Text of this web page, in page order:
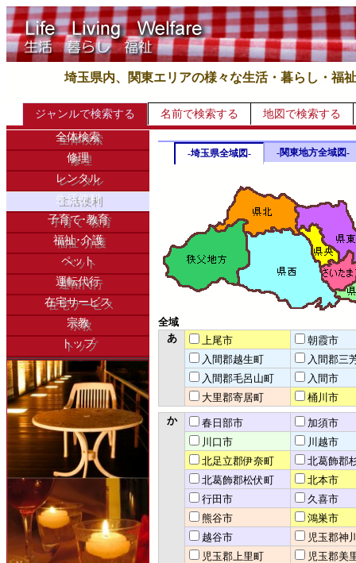
埼玉県内、関東エリアの様々な生活・暮らし・福
ジャンルで検索する 名前で検索する
地図で検索する
全体検索
修理
レンタル
生活便利
子育て･教育
福祉･介護
ペット
運転代行
在宅サービス
宗教
トップ
-埼玉県全域図- -関東地方全域図-
全域
あ
上尾市
朝霞市
入間郡越生町
入間郡三
入間郡毛呂山町
入間市
大里郡寄居町
桶川市
か
春日部市
加須市
川口市
川越市
北足立郡伊奈町
北葛飾郡
北葛飾郡松伏町
北本市
行田市
久喜市
熊谷市
鴻巣市
越谷市
児玉郡神
児玉郡上里町
児玉郡美